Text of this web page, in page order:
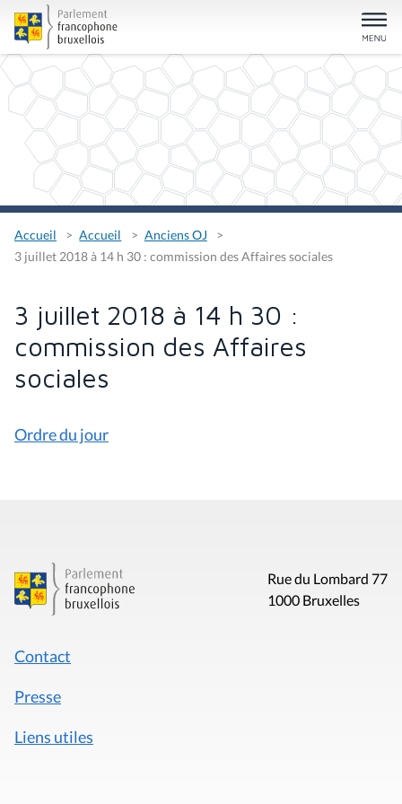
Accueil Accueil
Anciens OJ
3 juillet 2018 à 14 h 30 : commission des Affaires sociales
3 juillet 2018 à 14 h 30 :
commission des Affaires
sociales
Ordre du jour
Rue du Lombard 77
1000 Bruxelles
Contact
Presse
Liens utiles